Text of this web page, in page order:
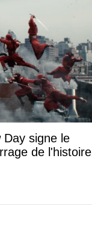
Day signe le
de l'histoire